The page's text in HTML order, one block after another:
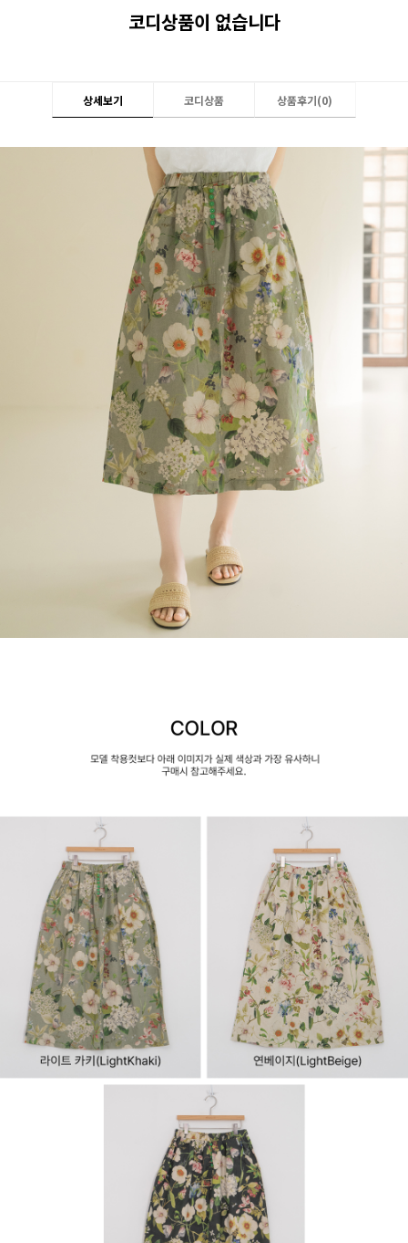
코디상품이 없습니다
상세보기 코디상품 상품후기(0)